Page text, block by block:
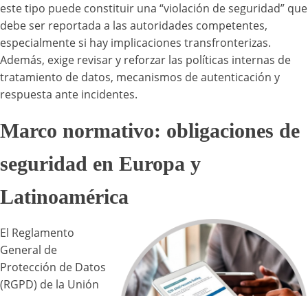
este tipo puede constituir una “violación de seguridad” que
debe ser reportada a las autoridades competentes,
especialmente si hay implicaciones transfronterizas.
Además, exige revisar y reforzar las políticas internas de
tratamiento de datos, mecanismos de autenticación y
respuesta ante incidentes.
Marco normativo: obligaciones de
seguridad en Europa y
Latinoamérica
El Reglamento
General de
Protección de Datos
(RGPD) de la Unión